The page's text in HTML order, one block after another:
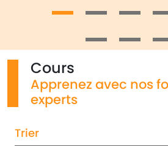
Cours
Apprenez avec nos
experts
Trier